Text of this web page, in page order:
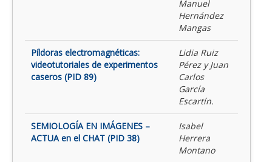
Manuel
Hernández
Mangas
Píldoras electromagnéticas:
videotutoriales de experimentos
caseros (PID 89)
Lidia Ruiz
Pérez y Juan
Carlos
García
Escartín.
SEMIOLOGÍA EN IMÁGENES –
ACTUA en el CHAT (PID 38)
Isabel
Herrera
Montano